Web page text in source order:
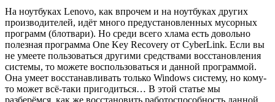
На ноутбуках Lenovo, как впрочем и на ноутбуках других
производителей, идёт много предустановленных мусорных
программ (блотвари). Но среди всего хлама есть довольно
полезная программа One Key Recovery от CyberLink. Если вы
не умеете пользоваться другими средствами восстановления
системы, то можете воспользоваться и данной программой.
Она умеет восстанавливать только Windows систему, но кому-
то может всё-таки пригодиться… В этой статье мы
разберёмся, как же восстановить работоспособность данной